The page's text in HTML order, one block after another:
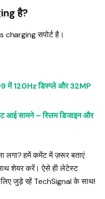
है?
charging सपोर्ट है।
में 120Hz डिस्प्ले और 32MP
आई सामने – स्लिम डिजाइन और
हमें कमेंट में ज़रूर बताएं
शेयर करें। ऐसे ही लेटेस्ट
जुड़े रहें TechSignal के साथ!